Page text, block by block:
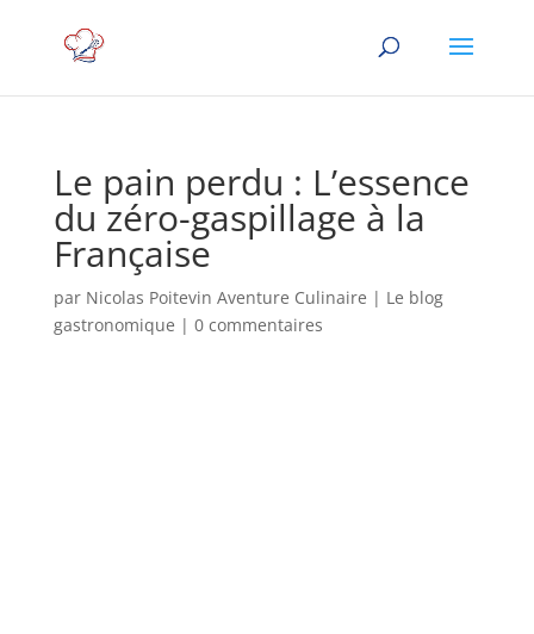
Le pain perdu : L’essence
du zéro-gaspillage à la
Française
par Nicolas Poitevin Aventure Culinaire | Le blog
gastronomique | 0 commentaires